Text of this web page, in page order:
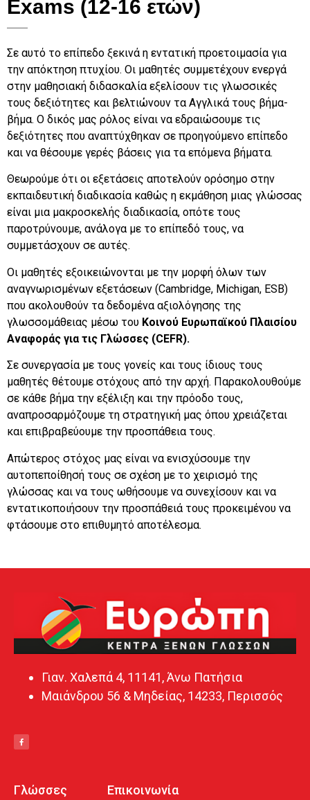
Exams (12-16 ετών)
Σε αυτό το επίπεδο ξεκινά η εντατική προετοιμασία για
την απόκτηση πτυχίου. Οι μαθητές συμμετέχουν ενεργά
στην μαθησιακή διδασκαλία εξελίσουν τις γλωσσικές
τους δεξιότητες και βελτιώνουν τα Αγγλικά τους βήμα-
βήμα. Ο δικός μας ρόλος είναι να εδραιώσουμε τις
δεξιότητες που αναπτύχθηκαν σε προηγούμενο επίπεδο
και να θέσουμε γερές βάσεις για τα επόμενα βήματα.
Θεωρούμε ότι οι εξετάσεις αποτελούν ορόσημο στην
εκπαιδευτική διαδικασία καθώς η εκμάθηση μιας γλώσσας
είναι μια μακροσκελής διαδικασία, οπότε τους
παροτρύνουμε, ανάλογα με το επίπεδό τους, να
συμμετάσχουν σε αυτές.
Οι μαθητές εξοικειώνονται με την μορφή όλων των
αναγνωρισμένων εξετάσεων (Cambridge, Michigan, ESB)
που ακολουθούν τα δεδομένα αξιολόγησης της
γλωσσοµάθειας µέσω του Κοινού Ευρωπαϊκού Πλαισίου
Αναφοράς για τις Γλώσσες (CEFR).
Σε συνεργασία με τους γονείς και τους ίδιους τους
μαθητές θέτουμε στόχους από την αρχή. Παρακολουθούμε
σε κάθε βήμα την εξέλιξη και την πρόοδο τους,
αναπροσαρμόζουμε τη στρατηγική μας όπου χρειάζεται
και επιβραβεύουμε την προσπάθεια τους.
Απώτερος στόχος μας είναι να ενισχύσουμε την
αυτοπεποίθησή τους σε σχέση με το χειρισμό της
γλώσσας και να τους ωθήσουμε να συνεχίσουν και να
εντατικοποιήσουν την προσπάθειά τους προκειμένου να
φτάσουμε στο επιθυμητό αποτέλεσμα.
Γιαν. Χαλεπά 4, 11141, Άνω Πατήσια
Μαιάνδρου 56 & Μηδείας, 14233, Περισσός
Γλώσσες Επικοινωνία